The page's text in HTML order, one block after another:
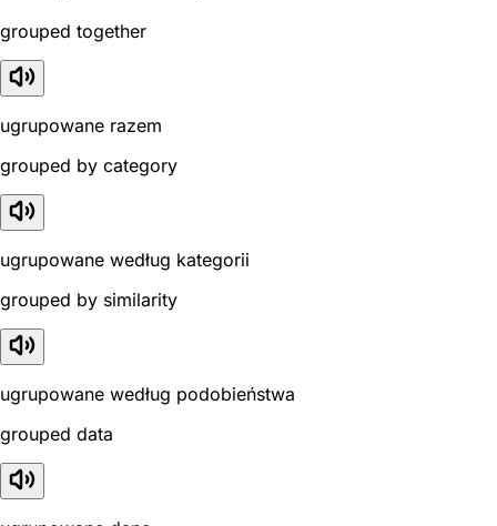
grouped together
ugrupowane razem
grouped by category
ugrupowane według kategorii
grouped by similarity
ugrupowane według podobieństwa
grouped data